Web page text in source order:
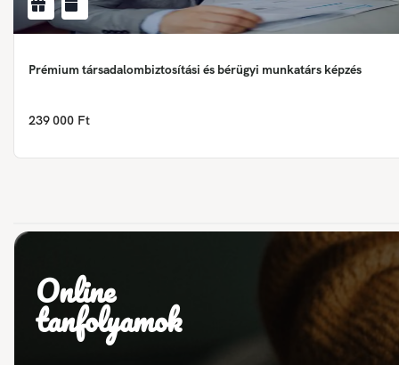
Prémium társadalombiztosítási és bérügyi munkatárs képzés
239 000 Ft
Online
tanfolyamok